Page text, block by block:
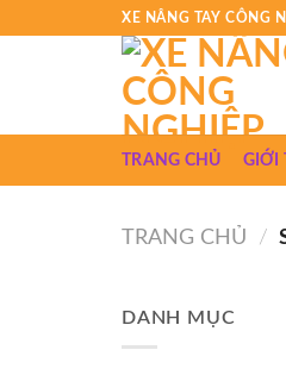
XE NÂNG TAY CÔNG
TRANG CHỦ GIỚI
TRANG CHỦ /
DANH MỤC